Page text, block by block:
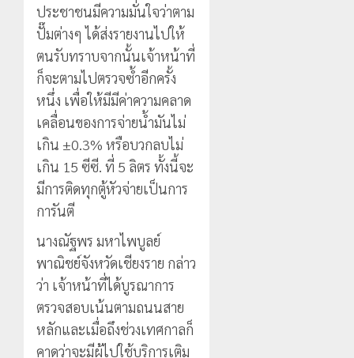
ประชาชนมีความมั่นใจว่าตาม
ปั๊มต่างๆ ได้ส่งรายงานไปให้
ตนรับทราบจากนั้นเจ้าหน้าที่
ก็จะตามไปตรวจซ้ำอีกครั้ง
หนึ่ง เพื่อให้มีมีค่าความคลาด
เคลื่อนของการจ่ายน้ำมันไม่
เกิน ±0.3% หรือบวกลบไม่
เกิน 15 ซีซี. ที่ 5 ลิตร ทั้งนี้จะ
มีการติดทุกตู้หัวจ่ายเป็นการ
การันตี
นางณัฐพร มหาไพบูลย์
พาณิชย์จังหวัดเชียงราย กล่าว
ว่า เจ้าหน้าที่ได้บูรณาการ
ตรวจสอบเน้นตามถนนสาย
หลักและเมื่อถึงช่วงเทศกาลก็
คาดว่าจะมีผู้ไปใช้บริการเติม